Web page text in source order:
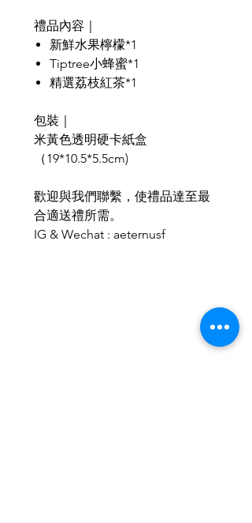
禮品內容｜
新鮮水果檸檬*1
Tiptree小蜂蜜*1
精選荔枝紅茶*1
包裝｜
米黃色透明硬卡紙盒
（19*10.5*5.5cm)
歡迎與我們聯繫，使禮品達至最
合適送禮所需。
IG & Wechat : aeternusf